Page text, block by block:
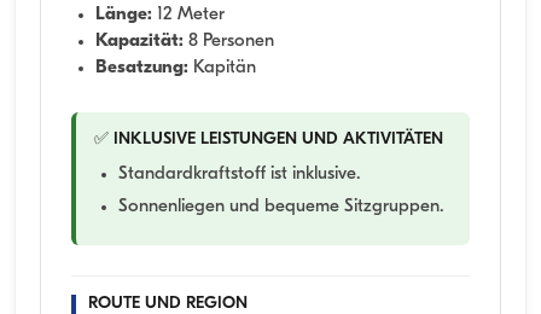
Länge: 12 Meter
Kapazität: 8 Personen
Besatzung: Kapitän
✅ INKLUSIVE LEISTUNGEN UND AKTIVITÄTEN
Standardkraftstoff ist inklusive.
Sonnenliegen und bequeme Sitzgruppen.
ROUTE UND REGION